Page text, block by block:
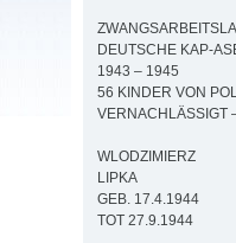
DEUTSCHE KAP-
1943 – 1945
56 KINDER VON
VERNACHLÄSSIGT
WLODZIMIERZ
LIPKA
GEB. 17.4.1944
TOT 27.9.1944